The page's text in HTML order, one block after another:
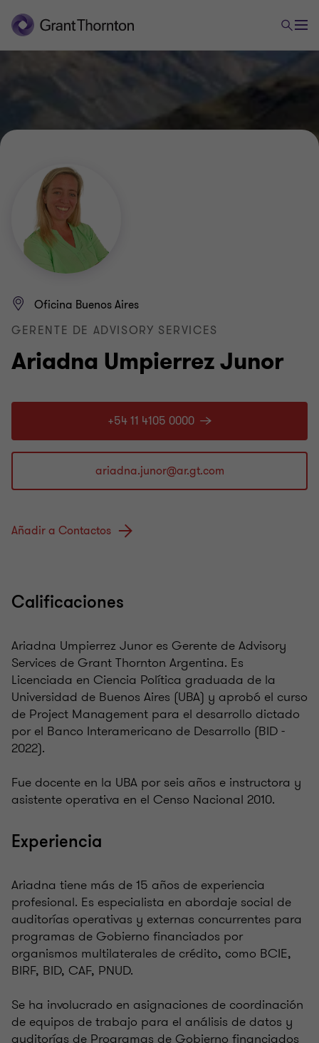
Ariadna Umpierrez Junor
Oficina Buenos Aires
GERENTE DE ADVISORY SERVICES
+54 11 4105 0000
Añadir a Contactos
Calificaciones
Ariadna Umpierrez Junor es Gerente de Advisory
Services de Grant Thornton Argentina. Es
Licenciada en Ciencia Política graduada de la
Universidad de Buenos Aires (UBA) y aprobó el curso
de Project Management para el desarrollo dictado
por el Banco Interamericano de Desarrollo (BID -
2022).
Fue docente en la UBA por seis años e instructora y
asistente operativa en el Censo Nacional 2010.
Experiencia
Ariadna tiene más de 15 años de experiencia
profesional. Es especialista en abordaje social de
auditorías operativas y externas concurrentes para
programas de Gobierno financiados por
organismos multilaterales de crédito, como BCIE,
BIRF, BID, CAF, PNUD.
Se ha involucrado en asignaciones de coordinación
de equipos de trabajo para el análisis de datos y
auditorías de Programas de Gobierno financiados